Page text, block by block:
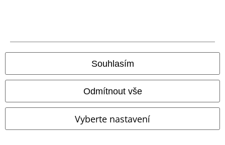
Souhlasím
Odmítnout vše
Vyberte nastavení
Způsoby platby
Bankovní převod